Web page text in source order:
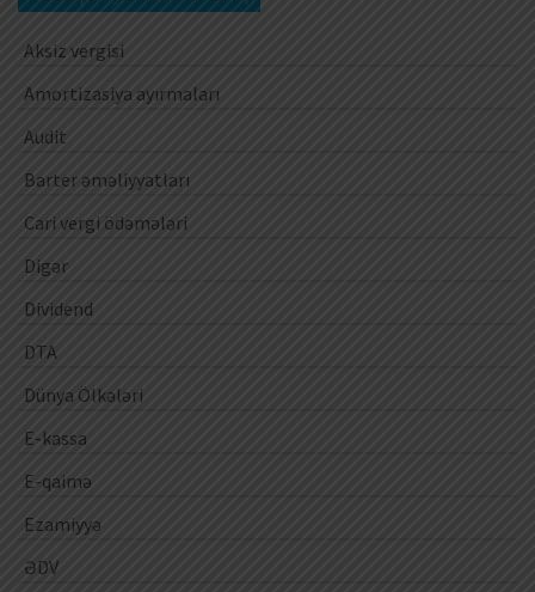
Aksiz vergisi
Amortizasiya ayırmaları
Audit
Barter əməliyyatları
Cari vergi ödəmələri
Digər
Dividend
DTA
Dünya Ölkələri
E-kassa
E-qaimə
Ezamiyyə
ƏDV